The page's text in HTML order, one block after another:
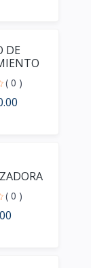
DE
( 0 )
6
( 0 )